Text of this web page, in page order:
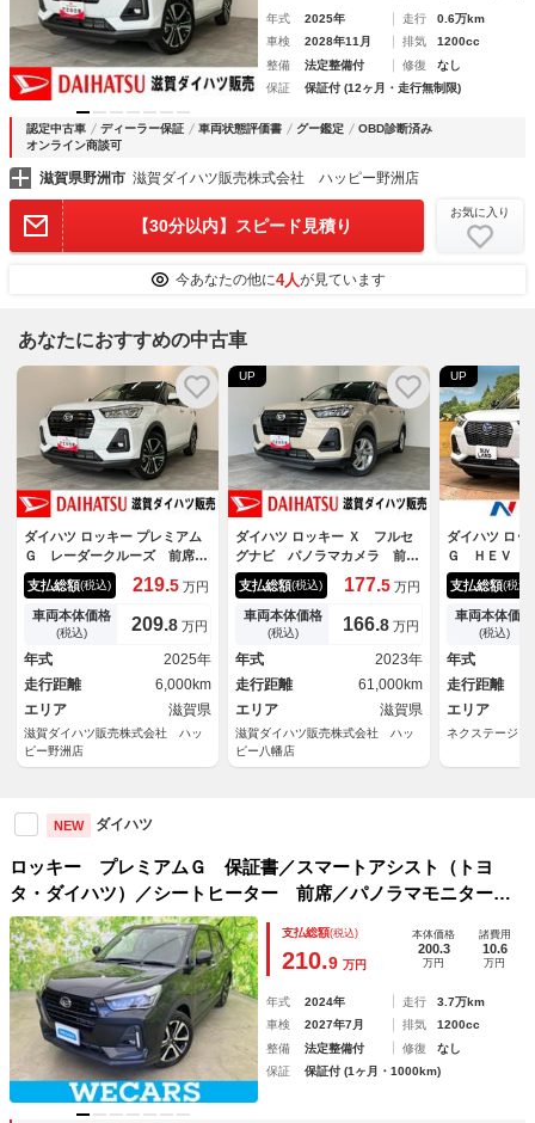
年式 2025年 走行
0.6万km
車検
2028年11月 排気
1200cc
整備
法定整備付 修復
なし
保証
保証付 (12ヶ月・走行無制限)
認定中古車 ディーラー保証 車両状態評価書 グー鑑定
OBD診断済み
オンライン商談可
滋賀県野洲市 滋賀ダイハツ販売株式会社 ハッピー野洲店
【30分以内】スピード見積り
お気に入り
今あなたの他に4人が見ています
あなたにおすすめの中古車
ダイハツ ロッキー プレミアム
Ｇ レーダークルーズ 前席シ
ートヒーター 衝突被害軽減ブ
レーキ コーナーセンサー バ
ックカメラ（ナビ装着時用）
前席シートヒーター 電動パー
キング クルーズコントロー
ル ＬＥＤ オートライト オ
ートエアコン スマートキー
エコアイドル
支払総額(税込) 219.5 万円
車両本体価格
(税込) 209.8 万円
年式
2025年
走行距離
6,000km
エリア
滋賀県
滋賀ダイハツ販売株式会社 ハッ
ピー野洲店
UP
ダイハツ ロッキー Ｘ フルセ
グナビ パノラマカメラ 前後
ドラレコ 車検整備付 衝突被
害軽減ブレーキ コーナーセン
サー フルセグナビ Ｂｌｕｅ
ｔｏｏｔｈ ＵＳＢ ＤＶＤ再
生 パノラマカメラ 前後ドラ
レコ ＥＴＣ ＬＥＤ スマー
トキー オートライト オート
エアコン 電動格納式ミラー
支払総額(税込) 177.5 万円
車両本体価格
(税込) 166.8 万円
年式
2023年
走行距離
61,000km
エリア
滋賀県
滋賀ダイハツ販売株式会社 ハッ
ピー八幡店
UP
ダイハツ ロッ
Ｇ ＨＥＶ
９型ディス
スマートアシ
ルコン バッ
ヒーター Ｌ
フレザーシー
チアルミ フ
イビーム
支払総額(税込)
車両本体価格
(税込)
年式
走行距離
エリア
ネクステージ
NEW ダイハツ
ロッキー プレミアムＧ 保証書／スマートアシスト（トヨ
タ・ダイハツ）／シートヒーター 前席／パノラマモニター／
車線逸脱防止支援システム／シート ハーフレザー／ヘッドラ
ンプ ＬＥＤ／ＥＢＤ付ＡＢＳ／横滑り防止装置
支払総額(税込)
210.9 万円
本体価格
200.3
万円
諸費用
10.6
万円
年式 2024年 走行
3.7万km
車検
2027年7月 排気
1200cc
整備
法定整備付 修復
なし
保証
保証付 (1ヶ月・1000km)